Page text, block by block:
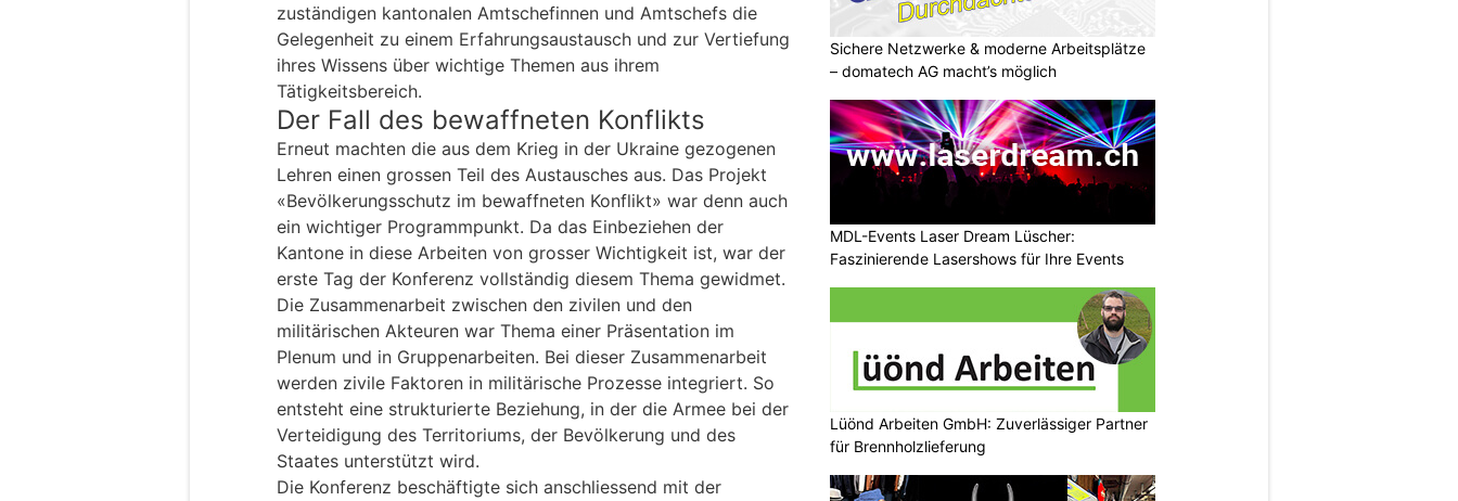
zuständigen kantonalen Amtschefinnen und Amtschefs die
Gelegenheit zu einem Erfahrungsaustausch und zur Vertiefung
ihres Wissens über wichtige Themen aus ihrem
Tätigkeitsbereich.
Der Fall des bewaffneten Konflikts
Erneut machten die aus dem Krieg in der Ukraine gezogenen
Lehren einen grossen Teil des Austausches aus. Das Projekt
«Bevölkerungsschutz im bewaffneten Konflikt» war denn auch
ein wichtiger Programmpunkt. Da das Einbeziehen der
Kantone in diese Arbeiten von grosser Wichtigkeit ist, war der
erste Tag der Konferenz vollständig diesem Thema gewidmet.
Die Zusammenarbeit zwischen den zivilen und den
militärischen Akteuren war Thema einer Präsentation im
Plenum und in Gruppenarbeiten. Bei dieser Zusammenarbeit
werden zivile Faktoren in militärische Prozesse integriert. So
entsteht eine strukturierte Beziehung, in der die Armee bei der
Verteidigung des Territoriums, der Bevölkerung und des
Staates unterstützt wird.
Die Konferenz beschäftigte sich anschliessend mit der
Sichere Netzwerke & moderne Arbeitsplätze
– domatech AG macht’s möglich
MDL-Events Laser Dream Lüscher:
Faszinierende Lasershows für Ihre Events
Lüönd Arbeiten GmbH: Zuverlässiger Partner
für Brennholzlieferung